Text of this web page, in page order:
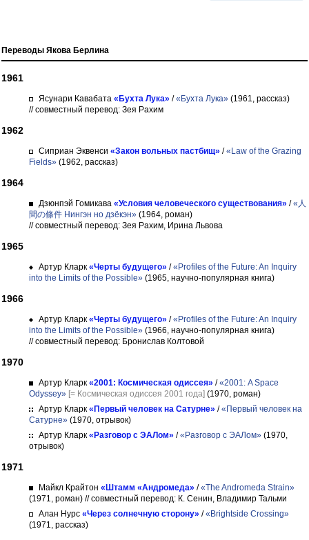
Переводы Якова Берлина
1961
Ясунари Кавабата «Бухта Лука» /«Бухта Лука» (1961, рассказ)
// совместный перевод: Зея Рахим
1962
Сиприан Эквенси «Закон вольных пастбищ» /«Law of the Grazing
Fields» (1962, рассказ)
1964
Дзюнпэй Гомикава «Условия человеческого существования» /«人
間の條件 Нингэн но дзёкэн» (1964, роман)
// совместный перевод: Зея Рахим, Ирина Львова
1965
Артур Кларк «Черты будущего» /«Profiles of the Future: An Inquiry
into the Limits of the Possible» (1965, научно-популярная книга)
1966
Артур Кларк «Черты будущего» /«Profiles of the Future: An Inquiry
into the Limits of the Possible» (1966, научно-популярная книга)
// совместный перевод: Бронислав Колтовой
1970
Артур Кларк «2001: Космическая одиссея» /«2001: A Space
Odyssey» [= Космическая одиссея 2001 года] (1970, роман)
Артур Кларк «Первый человек на Сатурне» /«Первый человек на
Сатурне» (1970, отрывок)
Артур Кларк «Разговор с ЭАЛом» /«Разговор с ЭАЛом» (1970,
отрывок)
1971
Майкл Крайтон «Штамм «Андромеда» /«The Andromeda Strain»
(1971, роман) // совместный перевод: К. Сенин, Владимир Тальми
Алан Нурс «Через солнечную сторону» /«Brightside Crossing»
(1971, рассказ)